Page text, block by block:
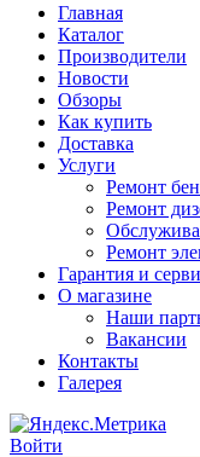
Главная
Каталог
Производители
Новости
Обзоры
Как купить
Доставка
Услуги
Ремонт
Ремонт
Ремонт
Гарантия и
О магазине
Наши
Вакансии
Контакты
Галерея
Войти